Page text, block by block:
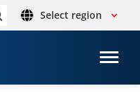
Select region